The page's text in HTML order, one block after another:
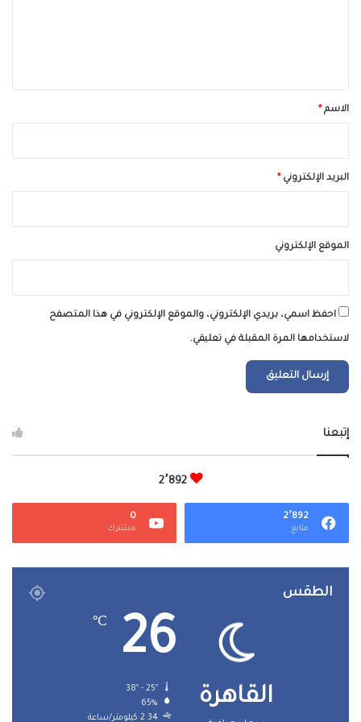
*الاسم*
البريد الإلكتروني*
الموقع الإلكتروني
احفظ اسمي، بريدي الإلكتروني، والموقع الإلكتروني في هذا المتصفح
لاستخدامها المرة المقبلة في تعليقي.
إتبعنا
2٬892
2٬892
متابع
0
مشترك
الطقس
القاهرة
26
℃
65%
2.34 كيلومتر/ساعة